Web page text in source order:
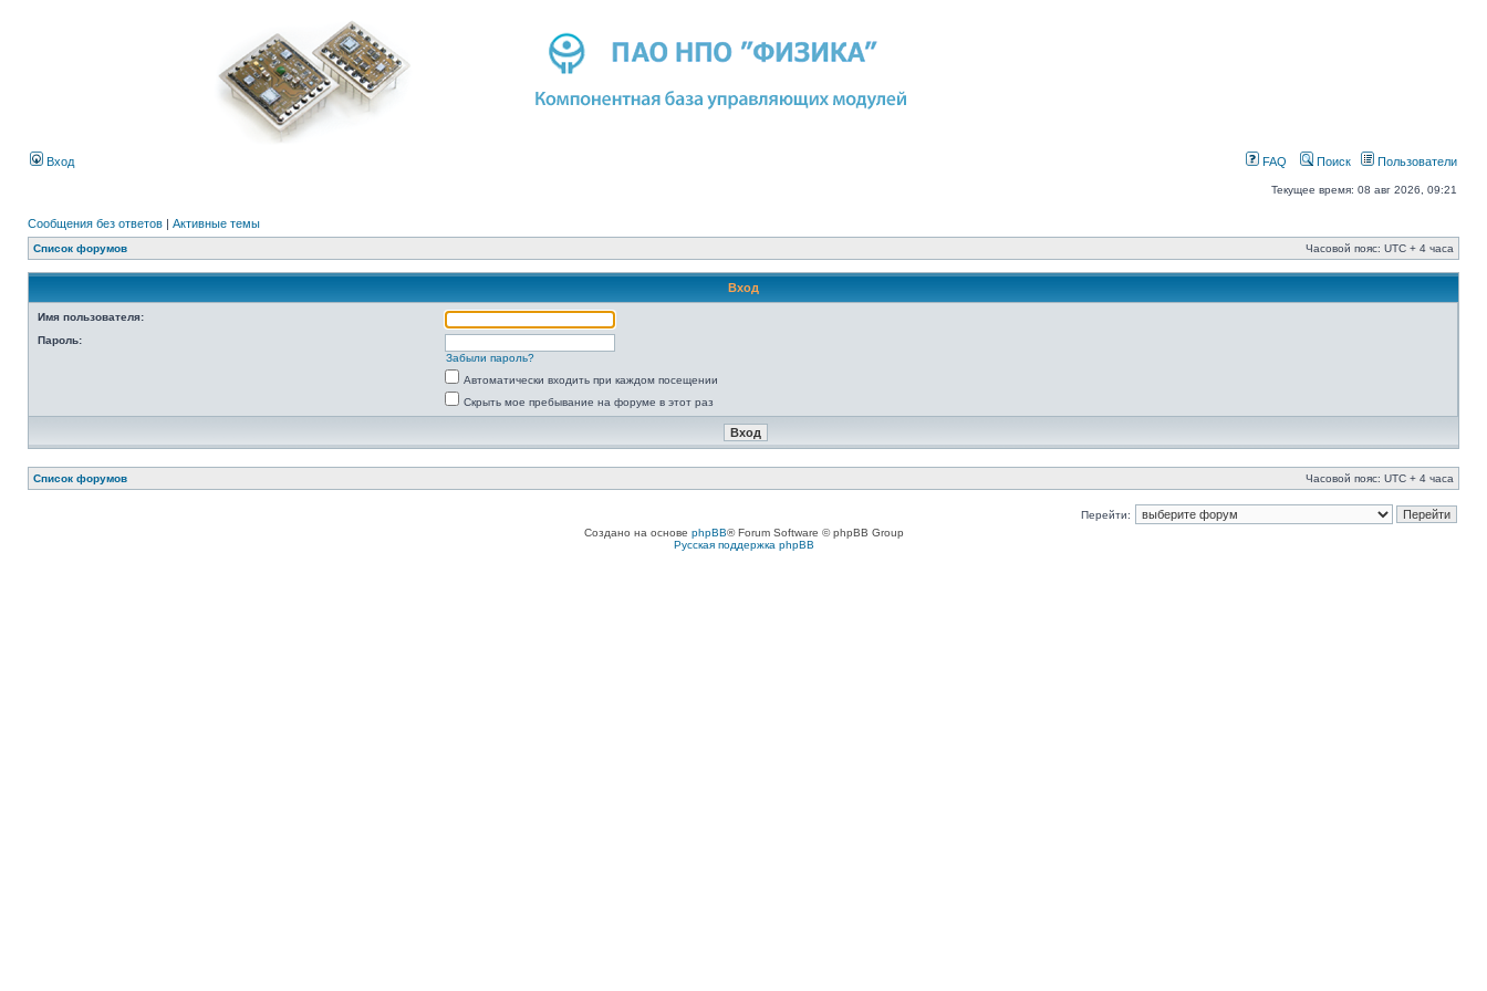
Вход FAQ Поиск Пользователи
Текущее время: 08 авг 2026, 09:21
Сообщения без ответов | Активные темы
Список форумов Часовой пояс: UTC + 4 часа
Вход
Имя пользователя:
Пароль:
Забыли пароль?
Автоматически входить при каждом посещении
Скрыть мое пребывание на форуме в этот раз
Список форумов Часовой пояс: UTC + 4 часа
Перейти:
Создано на основе phpBB® Forum Software © phpBB Group
Русская поддержка phpBB